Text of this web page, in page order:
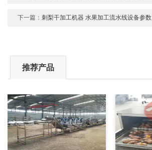
下一篇：刺梨干加工机器 水果加工流水线设备参数
推荐产品